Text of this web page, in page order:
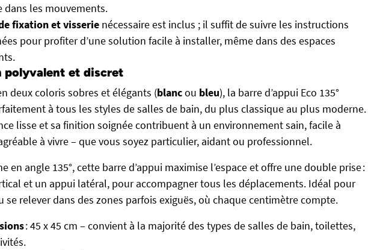
dans les mouvements.
fixation et visserie nécessaire est inclus ; il suffit de suivre les instructions
pour profiter d’une solution facile à installer, même dans des espaces
polyvalent et discret
deux coloris sobres et élégants (blancou bleu), la barre d’appui Eco 135°
à tous les styles de salles de bain, du plus classique au plus moderne.
lisse et sa finition soignée contribuent à un environnement sain, facile à
à vivre – que vous soyez particulier, aidant ou professionnel.
en angle 135°, cette barre d’appui maximise l’espace et offre une double prise :
et un appui latéral, pour accompagner tous les déplacements. Idéal pour
se relever dans des zones parfois exiguës, où chaque centimètre compte.
: 45 x 45 cm – convient à la majorité des types de salles de bain, toilettes,